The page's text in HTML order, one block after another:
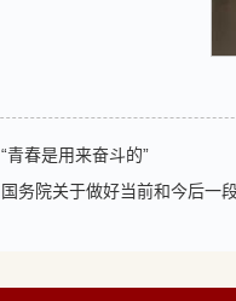
“青春是用来奋斗的”
国务院关于做好当前和今后一